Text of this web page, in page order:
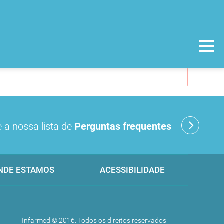
a nossa lista de Perguntas frequentes
ESTAMOS ACESSIBILIDADE
Infarmed © 2016. Todos os direitos reservados